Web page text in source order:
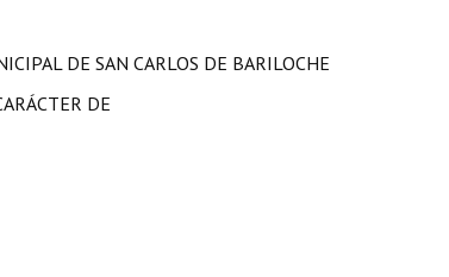
DE SAN CARLOS DE BARILOCHE
DE